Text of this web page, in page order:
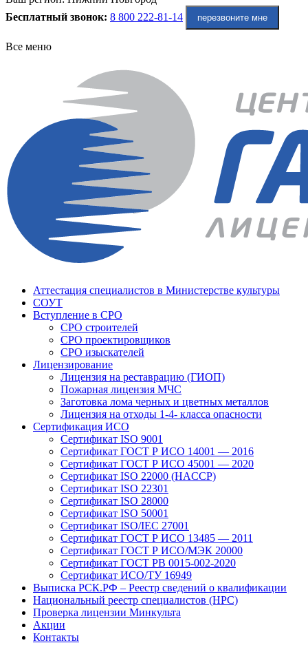
Бесплатный звонок: 8 800 222-81-14 перезвоните мне
Все меню
Аттестация специалистов в Министерстве культуры
СОУТ
Вступление в СРО
СРО строителей
СРО проектировщиков
СРО изыскателей
Лицензирование
Лицензия на реставрацию (ГИОП)
Пожарная лицензия МЧС
Заготовка лома черных и цветных металлов
Лицензия на отходы 1-4- класса опасности
Сертификация ИСО
Сертификат ISO 9001
Сертификат ГОСТ Р ИСО 14001 — 2016
Сертификат ГОСТ Р ИСО 45001 — 2020
Сертификат ISO 22000 (HACCP)
Сертификат ISO 22301
Сертификат ISO 28000
Сертификат ISO 50001
Сертификат ISO/IEC 27001
Сертификат ГОСТ Р ИСО 13485 — 2011
Сертификат ГОСТ Р ИСО/МЭК 20000
Сертификат ГОСТ РВ 0015-002-2020
Сертификат ИСО/ТУ 16949
Выписка РСК.РФ – Реестр сведений о квалификации
Национальный реестр специалистов (НРС)
Проверка лицензии Минкульта
Акции
Контакты